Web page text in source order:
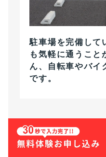
駐車場を完備して
も気軽に通うこと
ん、自転車やバイ
です。
GRAND